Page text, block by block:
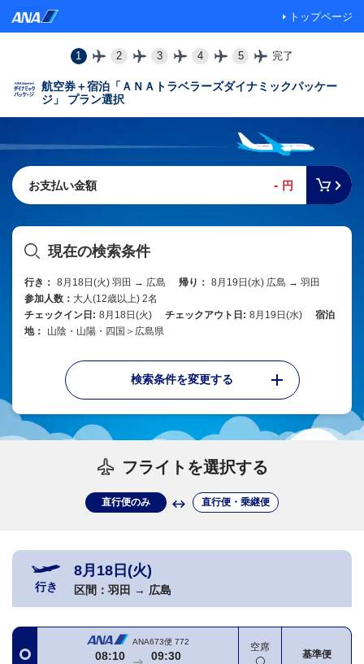
トップページ
1 2 3 4 5 完了
航空券＋宿泊「ＡＮＡトラベラーズダイナミックパッケー
ジ」 プラン選択
お支払い金額 - 円
現在の検索条件
行き： 8月18日(火) 羽田 → 広島 帰り： 8月19日(水) 広島 → 羽田
参加人数： 大人(12歳以上) 2名
チェックイン日: 8月18日(火) チェックアウト日: 8月19日(水)
宿泊
地：
山陰・山陽・四国＞広島県
検索条件を変更する
フライトを選択する
直行便のみ 直行便・乗継便
行き
8月18日(火)
区間： 羽田 → 広島
ANA673便 772
08:10 09:30
空席
基準便